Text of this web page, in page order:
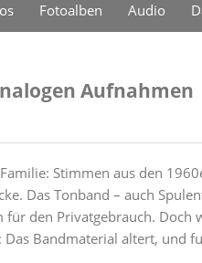
Fotoalben Audio
Aufnahmen
Stimmen aus den
Das Tonband – auch
den Privatgebrauch. Doch
Bandmaterial altert, und